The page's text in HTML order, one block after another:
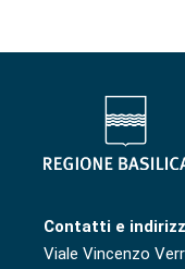
Contatti e
Viale Vincenzo